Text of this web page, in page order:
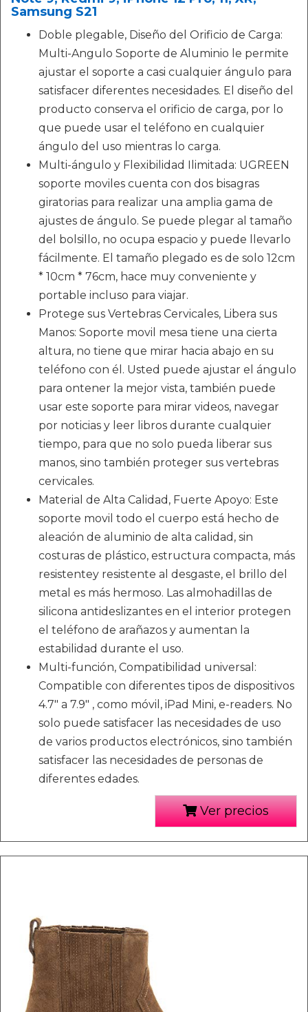
Samsung S21
Doble plegable, Diseño del Orificio de Carga:
Multi-Angulo Soporte de Aluminio le permite
ajustar el soporte a casi cualquier ángulo para
satisfacer diferentes necesidades. El diseño del
producto conserva el orificio de carga, por lo
que puede usar el teléfono en cualquier
ángulo del uso mientras lo carga.
Multi-ángulo y Flexibilidad Ilimitada: UGREEN
soporte moviles cuenta con dos bisagras
giratorias para realizar una amplia gama de
ajustes de ángulo. Se puede plegar al tamaño
del bolsillo, no ocupa espacio y puede llevarlo
fácilmente. El tamaño plegado es de solo 12cm
* 10cm * 76cm, hace muy conveniente y
portable incluso para viajar.
Protege sus Vertebras Cervicales, Libera sus
Manos: Soporte movil mesa tiene una cierta
altura, no tiene que mirar hacia abajo en su
teléfono con él. Usted puede ajustar el ángulo
para ontener la mejor vista, también puede
usar este soporte para mirar videos, navegar
por noticias y leer libros durante cualquier
tiempo, para que no solo pueda liberar sus
manos, sino también proteger sus vertebras
cervicales.
Material de Alta Calidad, Fuerte Apoyo: Este
soporte movil todo el cuerpo está hecho de
aleación de aluminio de alta calidad, sin
costuras de plástico, estructura compacta, más
resistentey resistente al desgaste, el brillo del
metal es más hermoso. Las almohadillas de
silicona antideslizantes en el interior protegen
el teléfono de arañazos y aumentan la
estabilidad durante el uso.
Multi-función, Compatibilidad universal:
Compatible con diferentes tipos de dispositivos
4.7" a 7.9" , como móvil, iPad Mini, e-readers. No
solo puede satisfacer las necesidades de uso
de varios productos electrónicos, sino también
satisfacer las necesidades de personas de
diferentes edades.
Ver precios